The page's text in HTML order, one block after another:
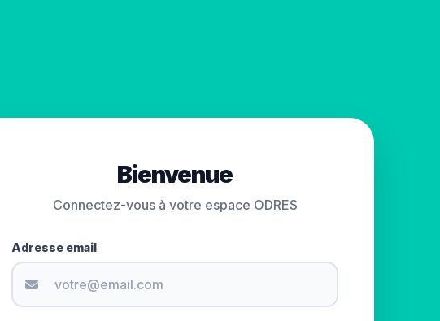
Bienvenue
Connectez-vous à votre espace ODRES
Adresse email